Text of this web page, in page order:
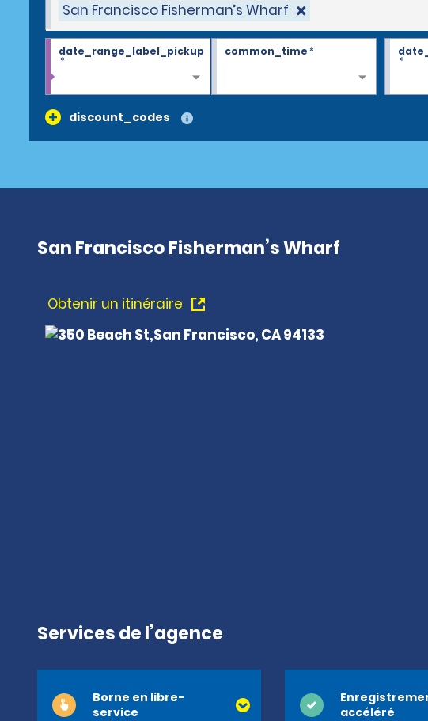
San Francisco Fisherman’s Wharf
date_range_label_pickup
*
common_time*
*
discount_codes
San Francisco Fisherman’s Wharf
Obtenir un itinéraire
Services de l’agence
Borne en libre-
service
accéléré